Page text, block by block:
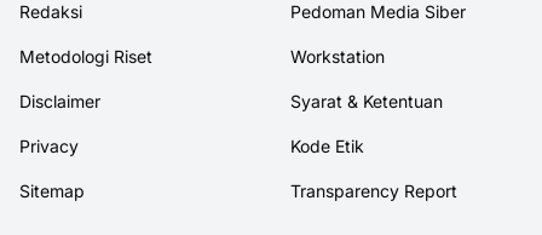
Redaksi Pedoman Media Siber
Metodologi Riset Workstation
Disclaimer Syarat & Ketentuan
Privacy Kode Etik
Sitemap Transparency Report